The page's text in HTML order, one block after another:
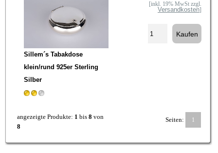
Sillem´s Tabakdose
klein/rund 925er Sterling
Silber
[inkl. 19% MwSt zzgl.
Versandkosten]
angezeigte Produkte: 1 bis 8 von
8
Seiten: 1